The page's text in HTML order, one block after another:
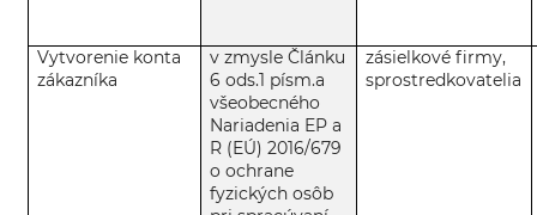
Vytvorenie konta
zákazníka
v zmysle Článku
6 ods.1 písm.a
všeobecného
Nariadenia EP a
R (EÚ) 2016/679
o ochrane
fyzických osôb
zásielkové firmy,
sprostredkovatelia